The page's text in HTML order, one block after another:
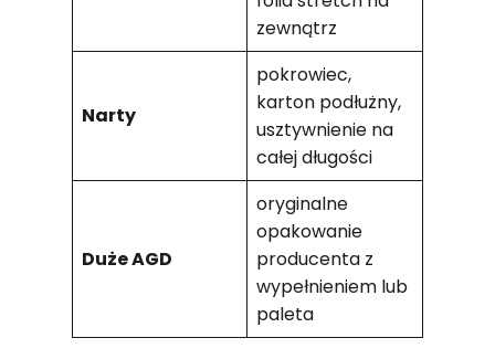
zewnątrz
Narty
pokrowiec,
karton podłużny,
usztywnienie na
całej długości
Duże AGD
oryginalne
opakowanie
producenta z
wypełnieniem lub
paleta